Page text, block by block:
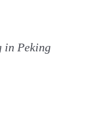
in Peking